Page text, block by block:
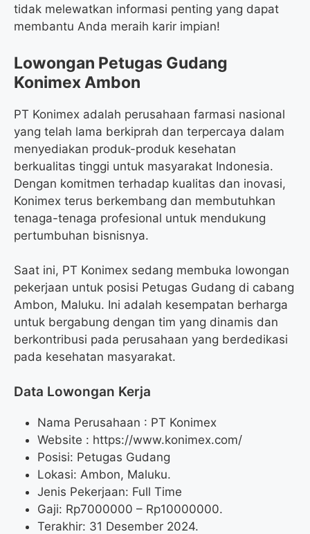
tidak melewatkan informasi penting yang dapat
membantu Anda meraih karir impian!
Lowongan Petugas Gudang
Konimex Ambon
PT Konimex adalah perusahaan farmasi nasional
yang telah lama berkiprah dan terpercaya dalam
menyediakan produk-produk kesehatan
berkualitas tinggi untuk masyarakat Indonesia.
Dengan komitmen terhadap kualitas dan inovasi,
Konimex terus berkembang dan membutuhkan
tenaga-tenaga profesional untuk mendukung
pertumbuhan bisnisnya.
Saat ini, PT Konimex sedang membuka lowongan
pekerjaan untuk posisi Petugas Gudang di cabang
Ambon, Maluku. Ini adalah kesempatan berharga
untuk bergabung dengan tim yang dinamis dan
berkontribusi pada perusahaan yang berdedikasi
pada kesehatan masyarakat.
Data Lowongan Kerja
Nama Perusahaan : PT Konimex
Website : https://www.konimex.com/
Posisi: Petugas Gudang
Lokasi: Ambon, Maluku.
Jenis Pekerjaan: Full Time
Gaji: Rp7000000 – Rp10000000.
Terakhir: 31 Desember 2024.